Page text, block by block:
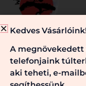
szükséges, nálunk
szaktanácsainkat!
Kedves
A
telefonjaink
aki teheti, e-